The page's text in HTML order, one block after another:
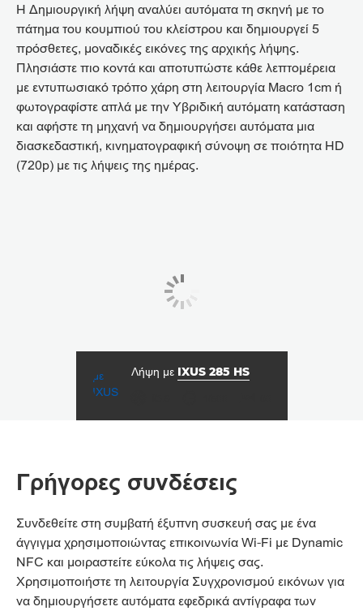
Η Δημιουργική λήψη αναλύει αυτόματα τη σκηνή με το
πάτημα του κουμπιού του κλείστρου και δημιουργεί 5
πρόσθετες, μοναδικές εικόνες της αρχικής λήψης.
Πλησιάστε πιο κοντά και αποτυπώστε κάθε λεπτομέρεια
με εντυπωσιακό τρόπο χάρη στη λειτουργία Macro 1cm ή
φωτογραφίστε απλά με την Υβριδική αυτόματη κατάσταση
και αφήστε τη μηχανή να δημιουργήσει αυτόματα μια
διασκεδαστική, κινηματογραφική σύνοψη σε ποιότητα HD
(720p) με τις λήψεις της ημέρας.
Λήψη με IXUS 285 HS
Γρήγορες συνδέσεις
Συνδεθείτε στη συμβατή έξυπνη συσκευή σας με ένα
άγγιγμα χρησιμοποιώντας επικοινωνία Wi-Fi με Dynamic
NFC και μοιραστείτε εύκολα τις λήψεις σας.
Χρησιμοποιήστε τη λειτουργία Συγχρονισμού εικόνων για
να δημιουργήσετε αυτόματα εφεδρικά αντίγραφα των